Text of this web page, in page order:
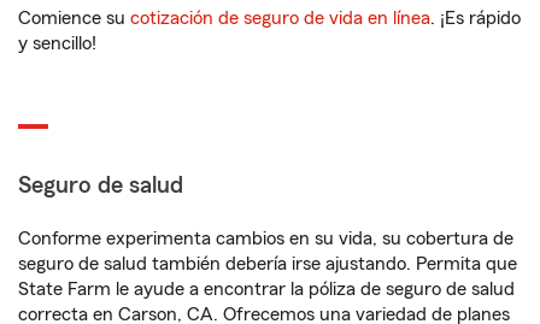
Comience su cotización de seguro de vida en línea. ¡Es rápido
y sencillo!
Seguro de salud
Conforme experimenta cambios en su vida, su cobertura de
seguro de salud también debería irse ajustando. Permita que
State Farm le ayude a encontrar la póliza de seguro de salud
correcta en Carson, CA. Ofrecemos una variedad de planes